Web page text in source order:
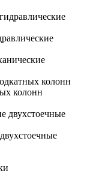
колонн
колонн
двухстоечные